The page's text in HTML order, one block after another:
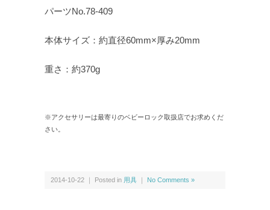
パーツNo.78-409
本体サイズ：約直径60mm×厚み20mm
重さ：約370g
※アクセサリーは最寄りのベビーロック取扱店でお求めくだ
さい。
2014-10-22 ｜ Posted in 用具 ｜ No Comments »